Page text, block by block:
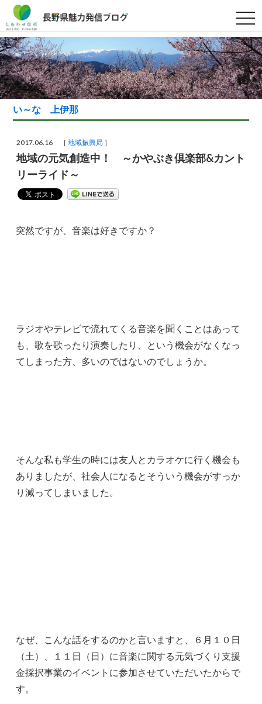
t
o
g
g
l
e
n
a
v
i
t
い～な 上伊那
2017.06.16 ［地域振興局 ］
地域の元気創造中！ ～かやぶき倶楽部&カント
リーライド～
突然ですが、音楽は好きですか？
ラジオやテレビで流れてくる音楽を聞くことはあって
も、歌を歌ったり演奏したり、という機会がなくなっ
てしまった方、多いのではないのでしょうか。
そんな私も学生の時には友人とカラオケに行く機会も
ありましたが、社会人になるとそういう機会がすっか
り減ってしまいました。
なぜ、こんな話をするのかと言いますと、６月１０日
（土）、１１日（日）に音楽に関する元気づくり支援
金採択事業のイベントに参加させていただいたからで
す。